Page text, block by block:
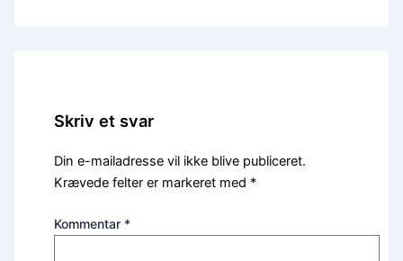
Skriv et svar
Din e-mailadresse vil ikke blive publiceret.
Krævede felter er markeret med *
Kommentar *